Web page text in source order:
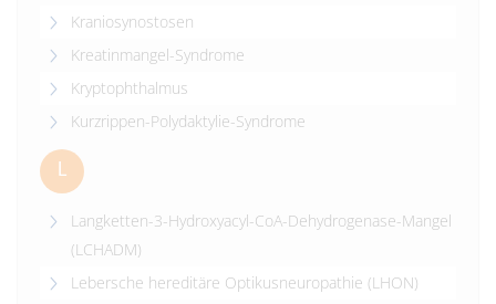
Kraniosynostosen
Kreatinmangel-Syndrome
Kryptophthalmus
Kurzrippen-Polydaktylie-Syndrome
L
Langketten-3-Hydroxyacyl-CoA-Dehydrogenase-Mangel
(LCHADM)
Lebersche hereditäre Optikusneuropathie (LHON)